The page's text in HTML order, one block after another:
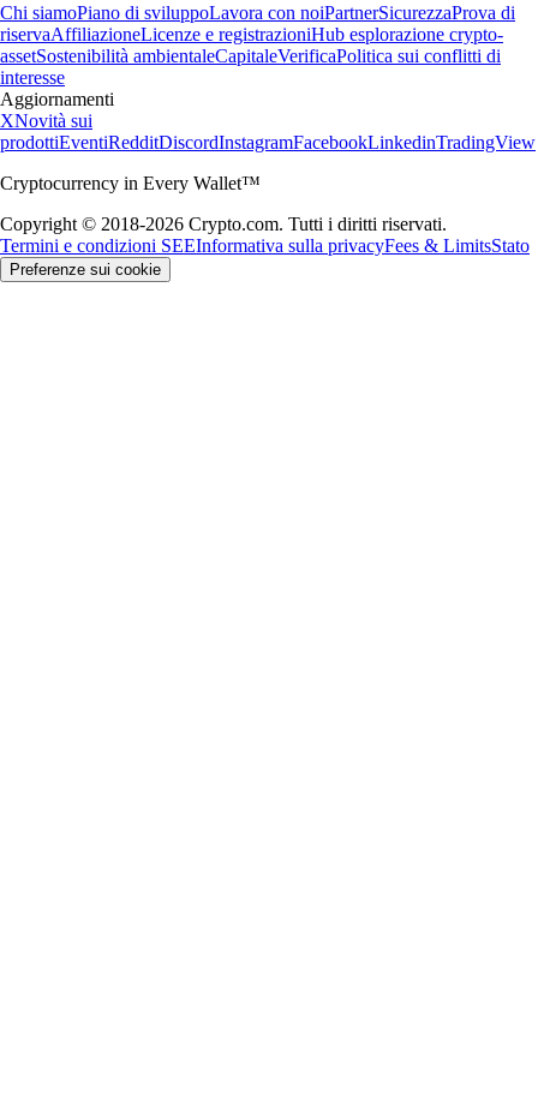
Chi siamoPiano di sviluppoLavora con noiPartnerSicurezzaProva di
riservaAffiliazioneLicenze e registrazioniHub esplorazione crypto-
assetSostenibilità ambientaleCapitaleVerificaPolitica sui conflitti di
interesse
Aggiornamenti
XNovità sui
prodottiEventiRedditDiscordInstagramFacebookLinkedinTradingView
Cryptocurrency in Every Wallet™
Copyright © 2018-2026 Crypto.com. Tutti i diritti riservati.
Termini e condizioni SEEInformativa sulla privacyFees & LimitsStato
Preferenze sui cookie